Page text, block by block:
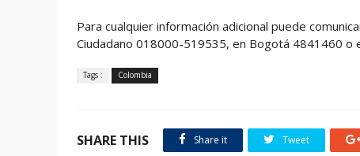
Para cualquier información adicional puede
Ciudadano 018000-519535, en Bogotá 4841460 o
Tags : Colombia
SHARE THIS Share it Tweet